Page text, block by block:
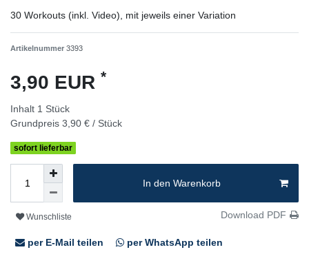
30 Workouts (inkl. Video), mit jeweils einer Variation
Artikelnummer 3393
3,90 EUR *
Inhalt 1 Stück
Grundpreis 3,90 € / Stück
sofort lieferbar
In den Warenkorb
Wunschliste Download PDF
per E-Mail teilen per WhatsApp teilen